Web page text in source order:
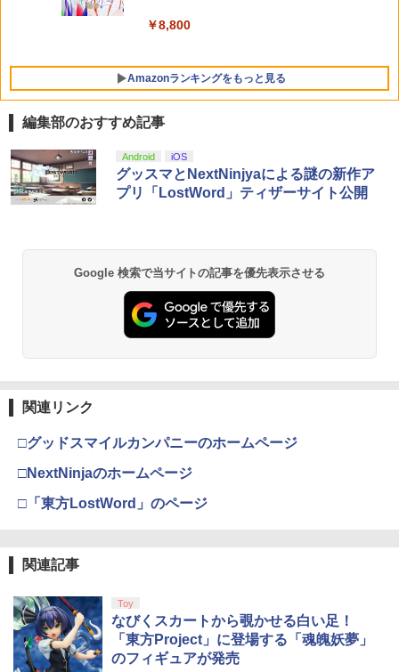
￥8,800
Amazonランキングをもっと見る
編集部のおすすめ記事
Android iOS
グッスマとNextNinjyaによる謎の新作ア
プリ「LostWord」ティザーサイト公開
Google 検索で当サイトの記事を優先表示させる
関連リンク
□グッドスマイルカンパニーのホームページ
□NextNinjaのホームページ
□「東方LostWord」のページ
関連記事
Toy
なびくスカートから覗かせる白い足！
「東方Project」に登場する「魂魄妖夢」
のフィギュアが発売